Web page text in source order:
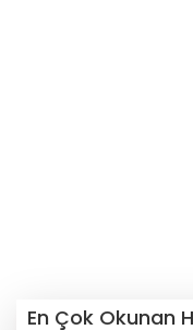
En Çok Okunan